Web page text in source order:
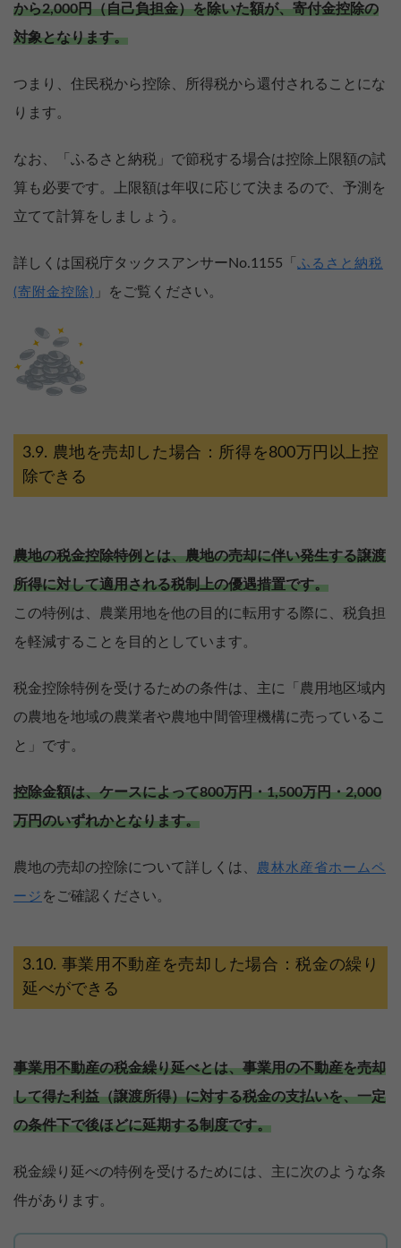
から2,000円（自己負担金）を除いた額が、寄付金控除の
対象となります。
つまり、住民税から控除、所得税から還付されることにな
ります。
なお、「ふるさと納税」で節税する場合は控除上限額の試
算も必要です。上限額は年収に応じて決まるので、予測を
立てて計算をしましょう。
詳しくは国税庁タックスアンサーNo.1155「 ふるさと納税
(寄附金控除) 」をご覧ください。
農地を売却した場合：所得を800万円以上控
除できる
農地の税金控除特例とは、農地の売却に伴い発生する譲渡
所得に対して適用される税制上の優遇措置です。
この特例は、農業用地を他の目的に転用する際に、税負担
を軽減することを目的としています。
税金控除特例を受けるための条件は、主に「農用地区域内
の農地を地域の農業者や農地中間管理機構に売っているこ
と」です。
控除金額は、ケースによって800万円・1,500万円・2,000
万円のいずれかとなります。
農地の売却の控除について詳しくは、 農林水産省ホームペ
ージ をご確認ください。
事業用不動産を売却した場合：税金の繰り
延べができる
事業用不動産の税金繰り延べとは、事業用の不動産を売却
して得た利益（譲渡所得）に対する税金の支払いを、一定
の条件下で後ほどに延期する制度です。
税金繰り延べの特例を受けるためには、主に次のような条
件があります。